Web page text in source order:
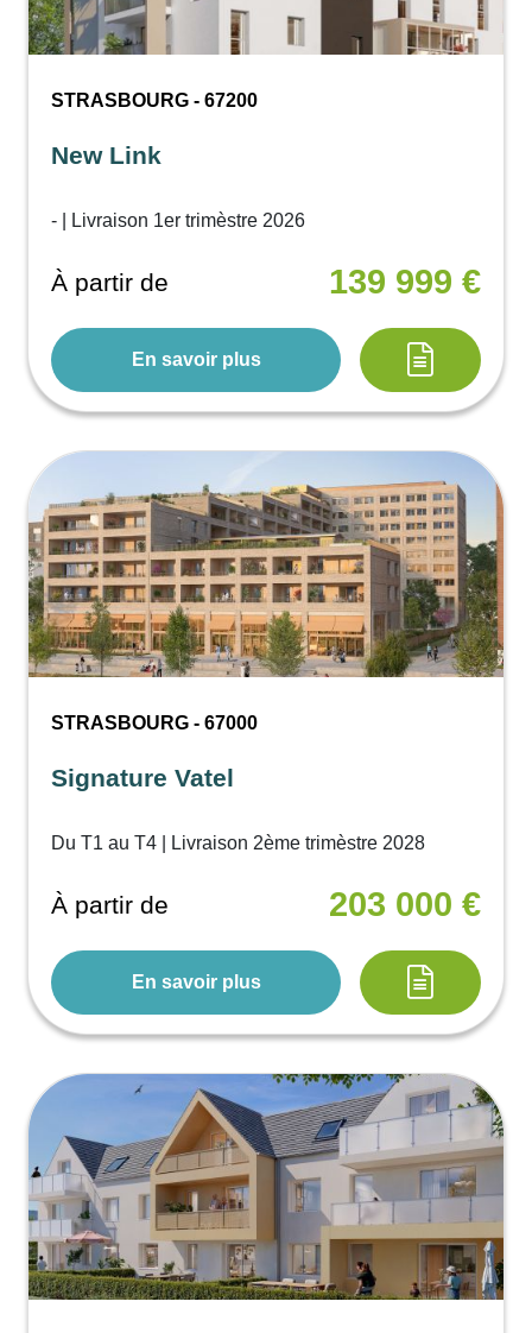
STRASBOURG - 67200
New Link
- | Livraison 1er trimèstre 2026
À partir de 139 999 €
En savoir plus
STRASBOURG - 67000
Signature Vatel
Du T1 au T4 | Livraison 2ème trimèstre 2028
À partir de 203 000 €
En savoir plus